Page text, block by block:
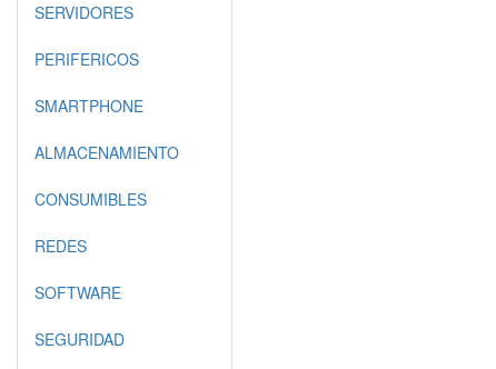
SERVIDORES
PERIFERICOS
SMARTPHONE
ALMACENAMIENTO
CONSUMIBLES
REDES
SOFTWARE
SEGURIDAD